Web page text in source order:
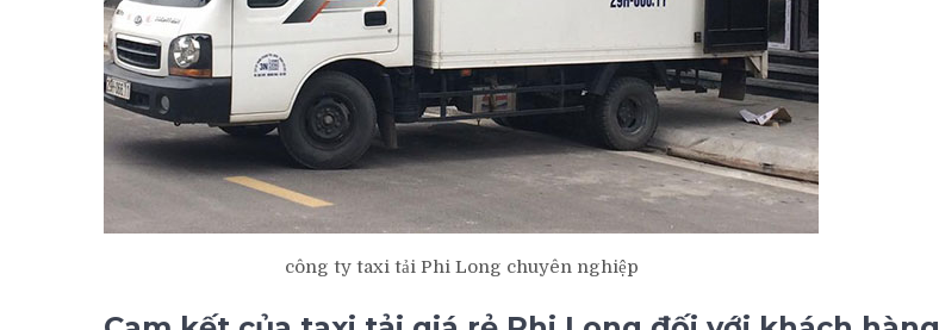
công ty taxi tải Phi Long chuyên nghiệp